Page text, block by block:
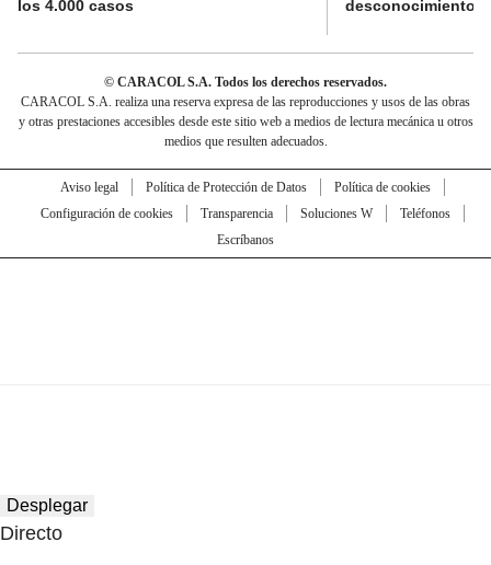
los 4.000 casos
desconocimiento
© CARACOL S.A. Todos los derechos reservados.
CARACOL S.A. realiza una reserva expresa de las reproducciones y usos de las obras
y otras prestaciones accesibles desde este sitio web a medios de lectura mecánica u otros
medios que resulten adecuados.
Aviso legal Política de Protección de Datos
Política de cookies
Configuración de cookies
Transparencia Soluciones W
Teléfonos
Escríbanos
Desplegar
Directo